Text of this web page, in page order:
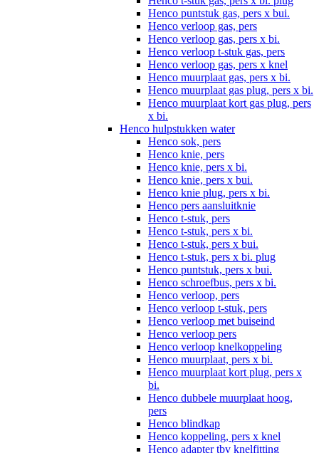
Henco puntstuk gas, pers x bui.
Henco verloop gas, pers
Henco verloop gas, pers x bi.
Henco verloop t-stuk gas, pers
Henco verloop gas, pers x knel
Henco muurplaat gas, pers x bi.
Henco muurplaat gas plug, pers x bi.
Henco muurplaat kort gas plug, pers
x bi.
Henco hulpstukken water
Henco sok, pers
Henco knie, pers
Henco knie, pers x bi.
Henco knie, pers x bui.
Henco knie plug, pers x bi.
Henco pers aansluitknie
Henco t-stuk, pers
Henco t-stuk, pers x bi.
Henco t-stuk, pers x bui.
Henco t-stuk, pers x bi. plug
Henco puntstuk, pers x bui.
Henco schroefbus, pers x bi.
Henco verloop, pers
Henco verloop t-stuk, pers
Henco verloop met buiseind
Henco verloop pers
Henco verloop knelkoppeling
Henco muurplaat, pers x bi.
Henco muurplaat kort plug, pers x
bi.
Henco dubbele muurplaat hoog,
pers
Henco blindkap
Henco koppeling, pers x knel
Henco adapter tbv knelfitting